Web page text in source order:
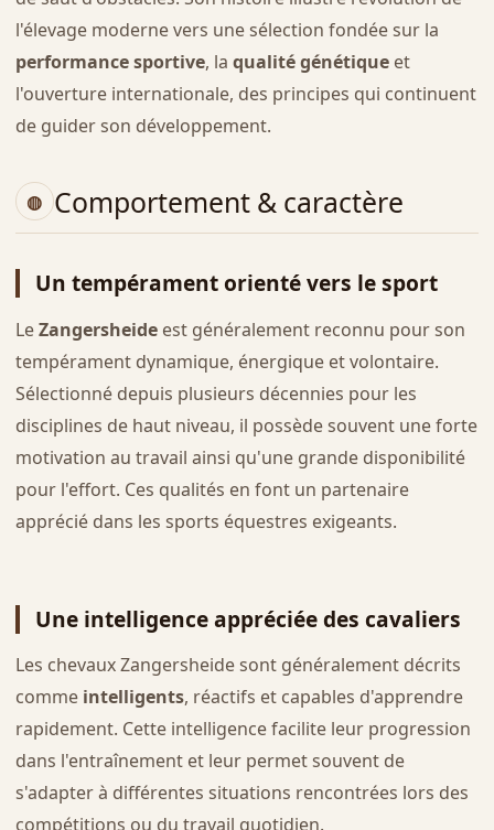
l'élevage moderne vers une sélection fondée sur la
performance sportive, la qualité génétiqueet
l'ouverture internationale, des principes qui continuent
de guider son développement.
Comportement & caractère
Un tempérament orienté vers le sport
LeZangersheideest généralement reconnu pour son
tempérament dynamique, énergique et volontaire.
Sélectionné depuis plusieurs décennies pour les
disciplines de haut niveau, il possède souvent une forte
motivation au travail ainsi qu'une grande disponibilité
pour l'effort. Ces qualités en font un partenaire
apprécié dans les sports équestres exigeants.
Une intelligence appréciée des cavaliers
Les chevaux Zangersheide sont généralement décrits
comme intelligents, réactifs et capables d'apprendre
rapidement. Cette intelligence facilite leur progression
dans l'entraînement et leur permet souvent de
s'adapter à différentes situations rencontrées lors des
compétitions ou du travail quotidien.